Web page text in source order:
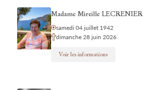
Madame Mireille LECRENIER
samedi 04 juillet 1942
dimanche 28 juin 2026
Voir les informations